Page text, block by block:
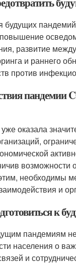
будущих
развитие
и раннего
против
пандемии
оказала
необходимы
и
к
пандемиям
населения о
и